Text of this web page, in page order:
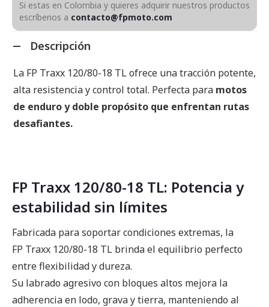
Si estas en Colombia y quieres adquirir nuestros productos
escríbenos a contacto@fpmoto.com
Descripción
La FP Traxx 120/80-18 TL ofrece una tracción potente,
alta resistencia y control total. Perfecta para motos
de enduro y doble propósito que enfrentan rutas
desafiantes.
FP Traxx 120/80-18 TL: Potencia y
estabilidad sin límites
Fabricada para soportar condiciones extremas, la
FP Traxx 120/80-18 TL brinda el equilibrio perfecto
entre flexibilidad y dureza.
Su labrado agresivo con bloques altos mejora la
adherencia en lodo, grava y tierra, manteniendo al